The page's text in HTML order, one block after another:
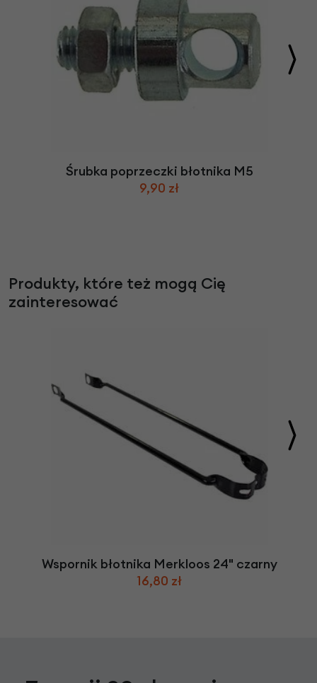
Śrubka poprzeczki błotnika M5
9,90 zł
Produkty, które też mogą Cię
zainteresować
Wspornik błotnika Merkloos 24" czarny
16,80 zł